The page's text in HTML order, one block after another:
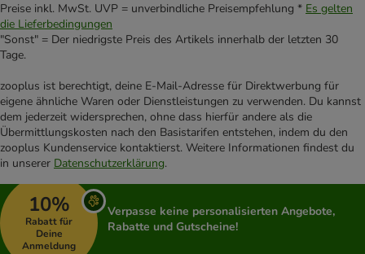
Preise inkl. MwSt. UVP = unverbindliche Preisempfehlung * Es gelten
die Lieferbedingungen
"Sonst" = Der niedrigste Preis des Artikels innerhalb der letzten 30
Tage.
zooplus ist berechtigt, deine E-Mail-Adresse für Direktwerbung für
eigene ähnliche Waren oder Dienstleistungen zu verwenden. Du kannst
dem jederzeit widersprechen, ohne dass hierfür andere als die
Übermittlungskosten nach den Basistarifen entstehen, indem du den
zooplus Kundenservice kontaktierst. Weitere Informationen findest du
in unserer Datenschutzerklärung.
10%
Rabatt für
Deine
Anmeldung
Verpasse keine personalisierten Angebote,
Rabatte und Gutscheine!